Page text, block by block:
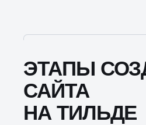
ЭТАПЫ
САЙТА
НА ТИЛЬДЕ